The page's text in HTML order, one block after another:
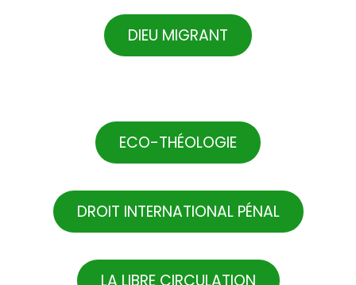
DIEU MIGRANT
ECO-THÉOLOGIE
DROIT INTERNATIONAL PÉNAL
LA LIBRE CIRCULATION